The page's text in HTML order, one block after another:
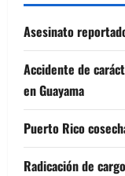
Asesinato
Accidente de
en Guayama
Puerto Rico
Radicación de